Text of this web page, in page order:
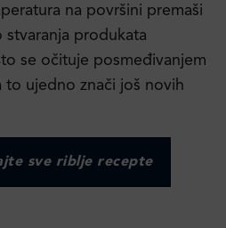
na površini premaši
produkata
se očituje posmeđivanjem
to ujedno znači još novih
sve riblje recepte